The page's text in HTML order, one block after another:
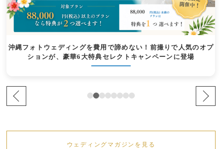
沖縄フォトウェディングを費用で諦めない！前撮りで人気のオプ
ションが、豪華6大特典セレクトキャンペーンに登場
ウェディングマガジンを見る